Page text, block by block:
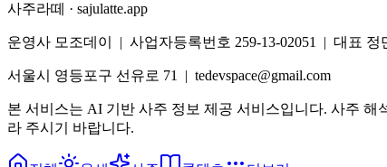
사주라떼 · sajulatte.app
운영사 모조데이 | 사업자등록번호 259-13-02051 | 대표 정
서울시 영등포구 선유로 71 | tedevspace@gmail.com
본 서비스는 AI 기반 사주 정보 제공 서비스입니다. 사주
라 주시기 바랍니다.